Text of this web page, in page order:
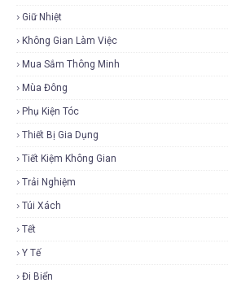
Giữ Nhiệt
Không Gian Làm Việc
Mua Sắm Thông Minh
Mùa Đông
Phụ Kiện Tóc
Thiết Bị Gia Dụng
Tiết Kiệm Không Gian
Trải Nghiệm
Túi Xách
Tết
Y Tế
Đi Biển